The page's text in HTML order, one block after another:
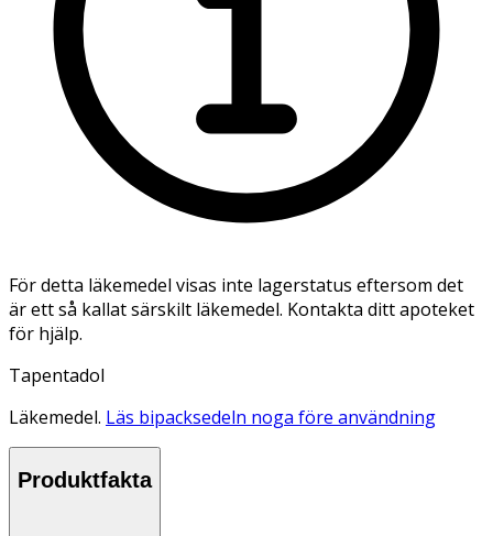
För detta läkemedel visas inte lagerstatus eftersom det
är ett så kallat särskilt läkemedel. Kontakta ditt apoteket
för hjälp.
Tapentadol
Läkemedel. Läs bipacksedeln noga före användning
Produktfakta